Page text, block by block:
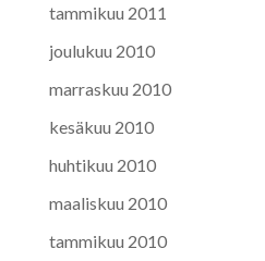
tammikuu 2011
joulukuu 2010
marraskuu 2010
kesäkuu 2010
huhtikuu 2010
maaliskuu 2010
tammikuu 2010